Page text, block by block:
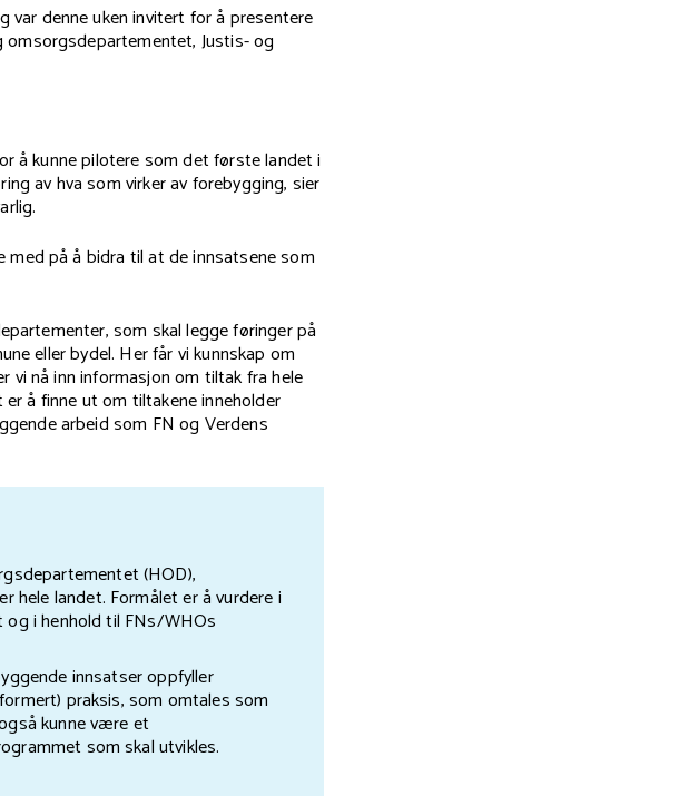
var denne uken invitert for å presentere
Justis- og
å kunne pilotere som det første landet i
av hva som virker av forebygging, sier
på å bidra til at de innsatsene som
som skal legge føringer på
eller bydel. Her får vi kunnskap om
vi nå inn informasjon om tiltak fra hele
å finne ut om tiltakene inneholder
arbeid som FN og Verdens
(HOD),
hele landet. Formålet er å vurdere i
og i henhold til FNs/WHOs
innsatser oppfyller
praksis, som omtales som
kunne være et
som skal utvikles.